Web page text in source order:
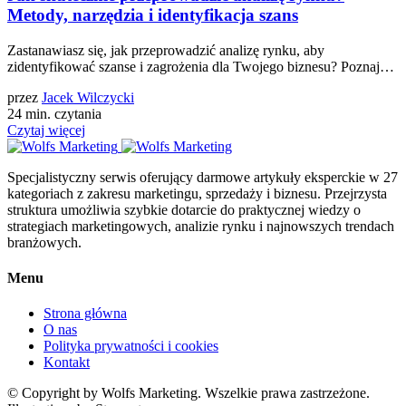
Metody, narzędzia i identyfikacja szans
Zastanawiasz się, jak przeprowadzić analizę rynku, aby
zidentyfikować szanse i zagrożenia dla Twojego biznesu? Poznaj…
przez Jacek Wilczycki
24 min. czytania
Czytaj więcej
Specjalistyczny serwis oferujący darmowe artykuły eksperckie w 27
kategoriach z zakresu marketingu, sprzedaży i biznesu. Przejrzysta
struktura umożliwia szybkie dotarcie do praktycznej wiedzy o
strategiach marketingowych, analizie rynku i najnowszych trendach
branżowych.
Menu
Strona główna
O nas
Polityka prywatności i cookies
Kontakt
© Copyright by Wolfs Marketing. Wszelkie prawa zastrzeżone.